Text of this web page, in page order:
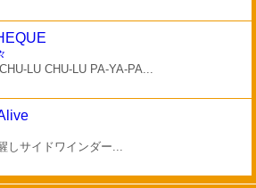
LU CHU-LU PA-YA-PA...
しサイドワインダー...